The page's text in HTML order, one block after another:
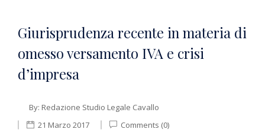
Giurisprudenza recente in materia di
omesso versamento IVA e crisi
d’impresa
By: Redazione Studio Legale Cavallo
21 Marzo 2017
Comments (0)